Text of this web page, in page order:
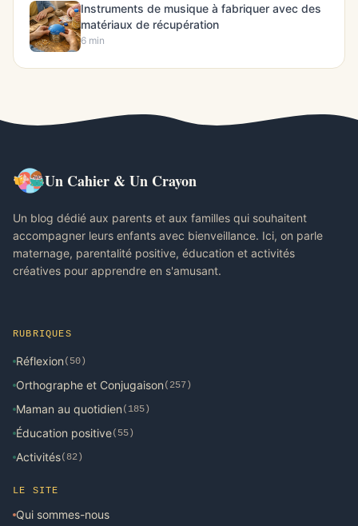
Instruments de musique à fabriquer avec des
matériaux de récupération
6 min
Un Cahier & Un Crayon
Un blog dédié aux parents et aux familles qui souhaitent
accompagner leurs enfants avec bienveillance. Ici, on parle
maternage, parentalité positive, éducation et activités
créatives pour apprendre en s'amusant.
RUBRIQUES
Réflexion (50)
Orthographe et Conjugaison (257)
Maman au quotidien (185)
Éducation positive(55)
Activités(82)
LE SITE
Qui sommes-nous